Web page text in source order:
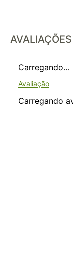
AVALIAÇÕES
Carregando…
Carregando